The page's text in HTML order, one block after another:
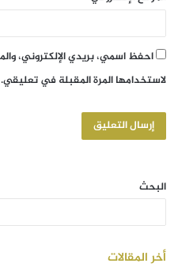
احفظ اسمي، بريدي الإلكتروني،
لاستخدامها المرة المقبلة في تعليقي.
البحث
أخر المقالات